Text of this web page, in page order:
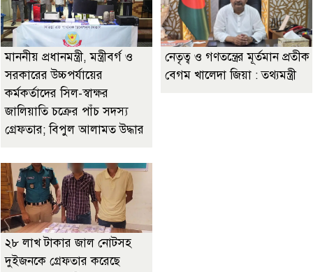
মাননীয় প্রধানমন্ত্রী, মন্ত্রীবর্গ ও
সরকারের উচ্চপর্যায়ের
কর্মকর্তাদের সিল-স্বাক্ষর
জালিয়াতি চক্রের পাঁচ সদস্য
গ্রেফতার; বিপুল আলামত উদ্ধার
নেতৃত্ব ও গণতন্ত্রের মূর্তমান প্রতীক
বেগম খালেদা জিয়া : তথ্যমন্ত্রী
২৮ লাখ টাকার জাল নোটসহ
দুইজনকে গ্রেফতার করেছে